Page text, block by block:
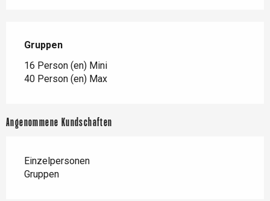
Gruppen
Gruppen
16 Person (en) Mini
40 Person (en) Max
Angenommene Kundschaften
Einzelpersonen
Gruppen